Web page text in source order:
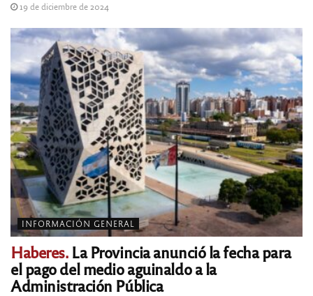
19 de diciembre de 2024
INFORMACIÓN GENERAL
Haberes.La Provincia anunció la fecha para
el pago del medio aguinaldo a la
Administración Pública